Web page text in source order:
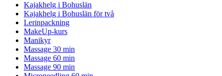
Kajakhelg i Bohuslän
Kajakhelg i Bohuslän för två
Lerinpackning
MakeUp-kurs
Manikyr
Massage 30 min
Massage 60 min
Massage 90 min